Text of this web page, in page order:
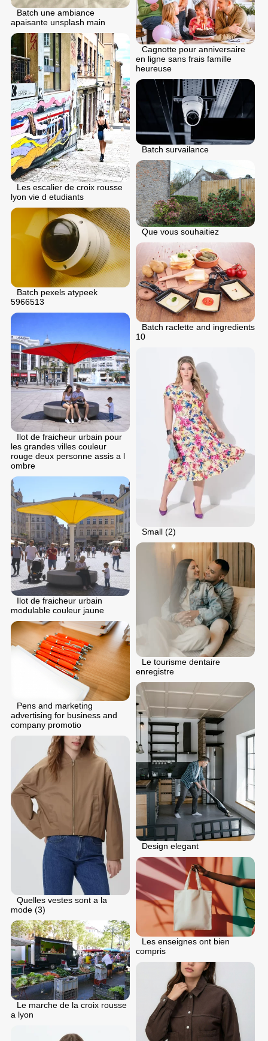
Batch une ambiance
apaisante unsplash main
Cagnotte pour anniversaire
en ligne sans frais famille
heureuse
Les escalier de croix rousse
lyon vie d etudiants
Batch survailance
Que vous souhaitiez
Batch pexels atypeek
5966513
Batch raclette and ingredients
10
Ilot de fraicheur urbain pour
les grandes villes couleur
rouge deux personne assis a l
ombre
Small (2)
Ilot de fraicheur urbain
modulable couleur jaune
Le tourisme dentaire
enregistre
Pens and marketing
advertising for business and
company promotio
Design elegant
Quelles vestes sont a la
mode (3)
Les enseignes ont bien
compris
Le marche de la croix rousse
a lyon